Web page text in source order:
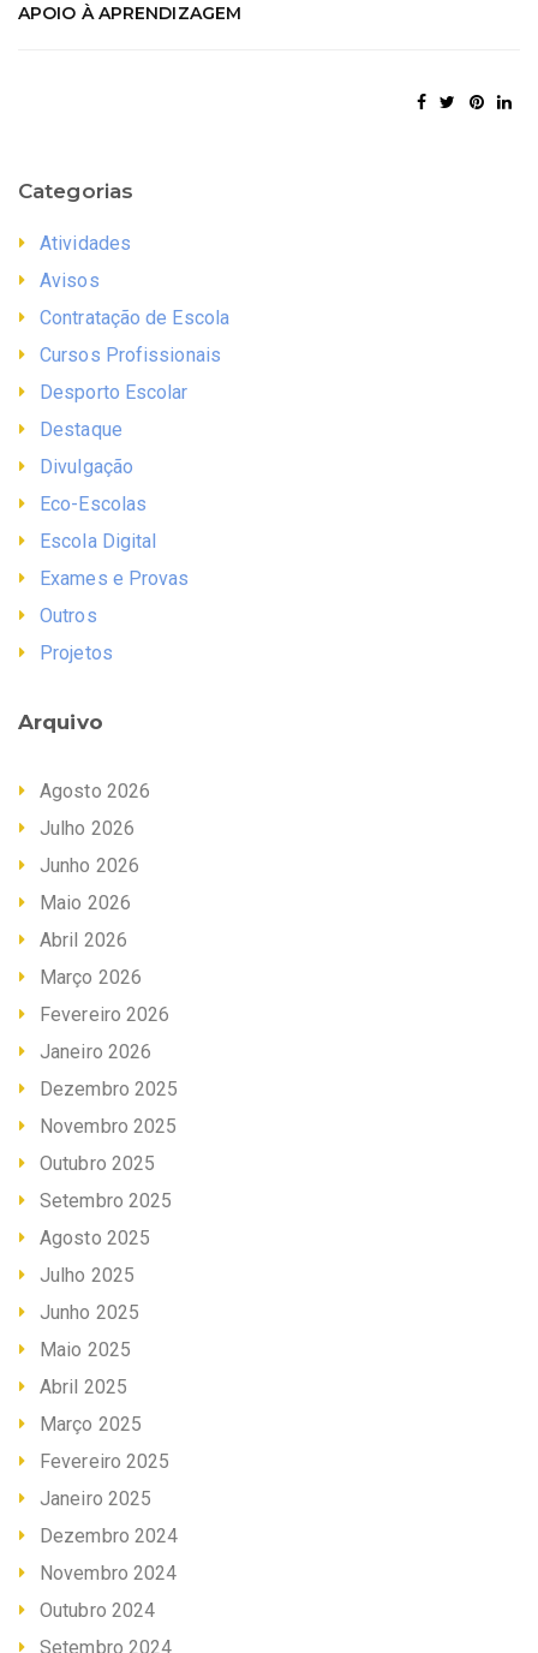
APOIO À APRENDIZAGEM
Categorias
Atividades
Avisos
Contratação de Escola
Cursos Profissionais
Desporto Escolar
Destaque
Divulgação
Eco-Escolas
Escola Digital
Exames e Provas
Outros
Projetos
Arquivo
Agosto 2026
Julho 2026
Junho 2026
Maio 2026
Abril 2026
Março 2026
Fevereiro 2026
Janeiro 2026
Dezembro 2025
Novembro 2025
Outubro 2025
Setembro 2025
Agosto 2025
Julho 2025
Junho 2025
Maio 2025
Abril 2025
Março 2025
Fevereiro 2025
Janeiro 2025
Dezembro 2024
Novembro 2024
Outubro 2024
Setembro 2024